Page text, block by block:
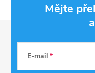
Mějte
E-mail